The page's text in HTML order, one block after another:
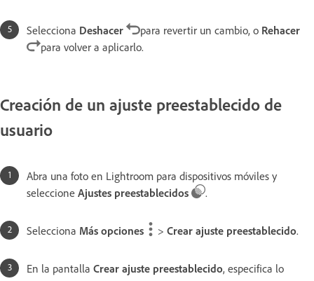
Selecciona Deshacer para revertir un cambio, o Rehacer
para volver a aplicarlo.
Creación de un ajuste preestablecido de
usuario
Abra una foto en Lightroom para dispositivos móviles y
seleccione Ajustes preestablecidos .
Selecciona Más opciones > Crear ajuste preestablecido.
En la pantalla Crear ajuste preestablecido, especifica lo